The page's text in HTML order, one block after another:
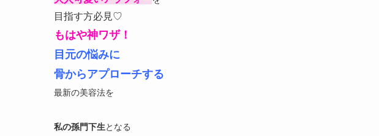
目指す方必見♡
もはや神ワザ！
目元の悩みに
骨からアプローチする
最新の美容法を
私の孫門下生となる